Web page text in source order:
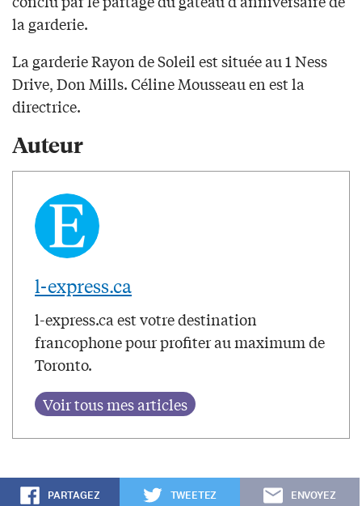
la garderie.
La garderie Rayon de Soleil est située au 1 Ness
Drive, Don Mills. Céline Mousseau en est la
directrice.
Auteur
l-express.ca
l-express.ca est votre destination
francophone pour profiter au maximum de
Toronto.
PARTAGEZ TWEETEZ ENVOYEZ